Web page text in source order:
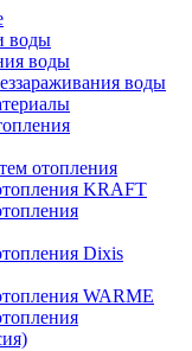
воды
воды
воды
отопления
KRAFT
Dixis
WARME